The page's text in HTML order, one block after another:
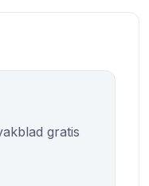
gratis